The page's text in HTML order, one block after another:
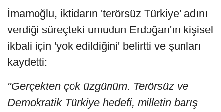
İmamoğlu, iktidarın 'terörsüz Türkiye' adını
verdiği süreçteki umudun Erdoğan'ın kişisel
ikbali için 'yok edildiğini' belirtti ve şunları
kaydetti:
"Gerçekten çok üzgünüm. Terörsüz ve
Demokratik Türkiye hedefi, milletin barış